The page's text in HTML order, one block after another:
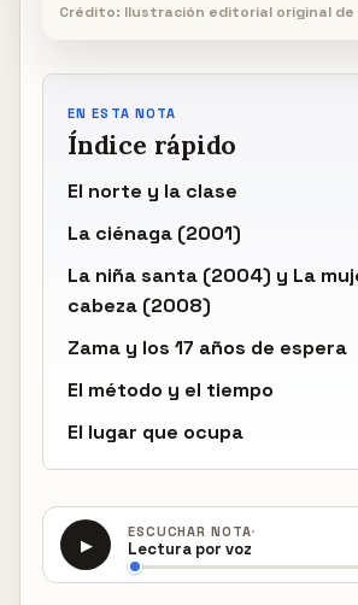
Crédito: Ilustración editorial original de
EN ESTA NOTA
Índice rápido
El norte y la clase
La ciénaga (2001)
La niña santa (2004) y La
cabeza (2008)
Zama y los 17 años de espera
El método y el tiempo
El lugar que ocupa
▶
ESCUCHAR NOTA·
Lectura por voz